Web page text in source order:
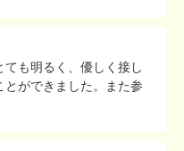
も明るく、優しく接し
ができました。また参